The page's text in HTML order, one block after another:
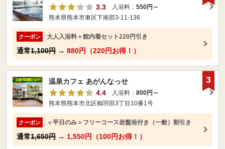
3.3
入浴料： 550円～
熊本県熊本市東区下南部3-11-136
クーポン 大人入浴料＋館内着セット220円引き
通常1,100円 → 880円（220円お得！）
温泉カフェ あがんなっせ
4.4
入浴料： 800円～
熊本県熊本市北区鶴羽田3丁目10番1号
クーポン ＜平日のみ＞フリーコース岩盤浴付き（一般）割引き
通常1,650円 → 1,550円（100円お得！）
3